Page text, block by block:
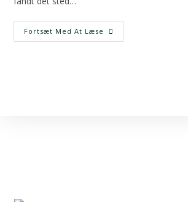
Fortsæt Med At Læse